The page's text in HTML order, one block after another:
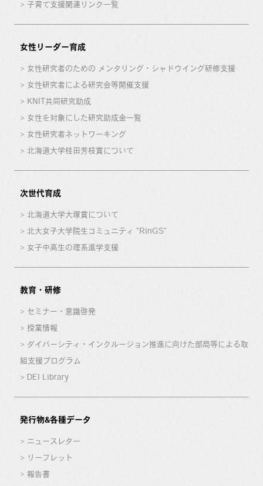
子育て支援関連リンク一覧
女性リーダー育成
女性研究者のための メンタリング・シャドウイング研修支援
女性研究者による研究会等開催支援
KNIT共同研究助成
女性を対象にした研究助成金一覧
女性研究者ネットワーキング
北海道大学桂田芳枝賞について
次世代育成
北海道大学大塚賞について
北大女子大学院生コミュニティ “RinGS”
女子中高生の理系進学支援
教育・研修
セミナー・意識啓発
授業情報
ダイバーシティ・インクルージョン推進に向けた部局等による取
組支援プログラム
DEI Library
発行物&各種データ
ニュースレター
リーフレット
報告書